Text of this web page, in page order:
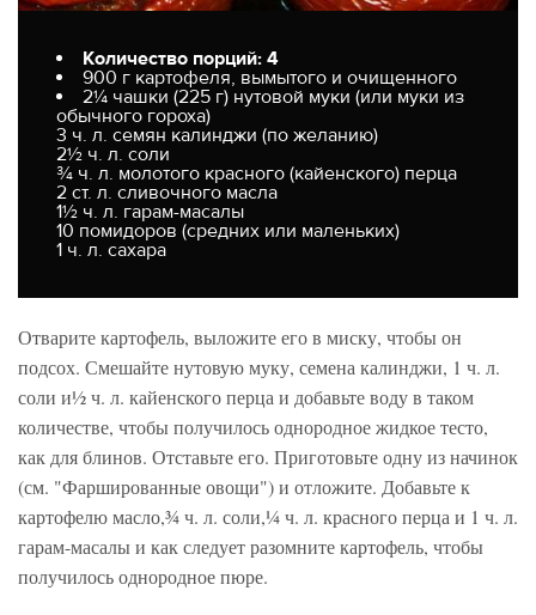
Количество порций: 4
900 г картофеля, вымытого и очищенного
2¼ чашки (225 г) нутовой муки (или муки из
обычного гороха)
3 ч. л. семян калинджи (по желанию)
2½ ч. л. соли
¾ ч. л. молотого красного (кайенского) перца
2 ст. л. сливочного масла
1½ ч. л. гарам-масалы
10 помидоров (средних или маленьких)
1 ч. л. сахара
Отварите картофель, выложите его в миску, чтобы он
подсох. Смешайте нутовую муку, семена калинджи, 1 ч. л.
соли и½ ч. л. кайенского перца и добавьте воду в таком
количестве, чтобы получилось однородное жидкое тесто,
как для блинов. Отставьте его. Приготовьте одну из начинок
(см. "Фаршированные овощи") и отложите. Добавьте к
картофелю масло,¾ ч. л. соли,¼ ч. л. красного перца и 1 ч. л.
гарам-масалы и как следует разомните картофель, чтобы
получилось однородное пюре.